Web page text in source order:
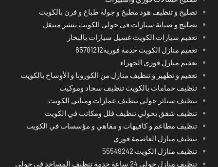
تصليح و تنظيف هود مطبخ و جولة طباخ و فرن بالكويت
تصليح و صيانة سيارات في حولي الكويت بنشر متنقل
تعقيم سيارات الكويت غسيل سيارات بالبخار
تعقيم منازل الكويت خدمة فورية65781212
تعقيم منازل فوري الجهراء
تعقيم و تطهير و تنظيف منازل من الكورونا و الأوساخ بالكويت
تنظيف حمامات بالكويت تنظيف سجاد وموكيت
تنظيف ستائر حولي تنظيف عمارات ومباني الكويت
تنظيف شقق بحولي تنظيف فلل ومكاتب في الكويت
تنظيف مطاعم و كافيهات و مقاهي و مؤسسات في الكويت
تنظيف منازل العاصمة فوري
تنظيف منازل الكويت 55549242
تنظيف منازل حولي 24 ساعة خدمة تنظيف المساجد في حولي